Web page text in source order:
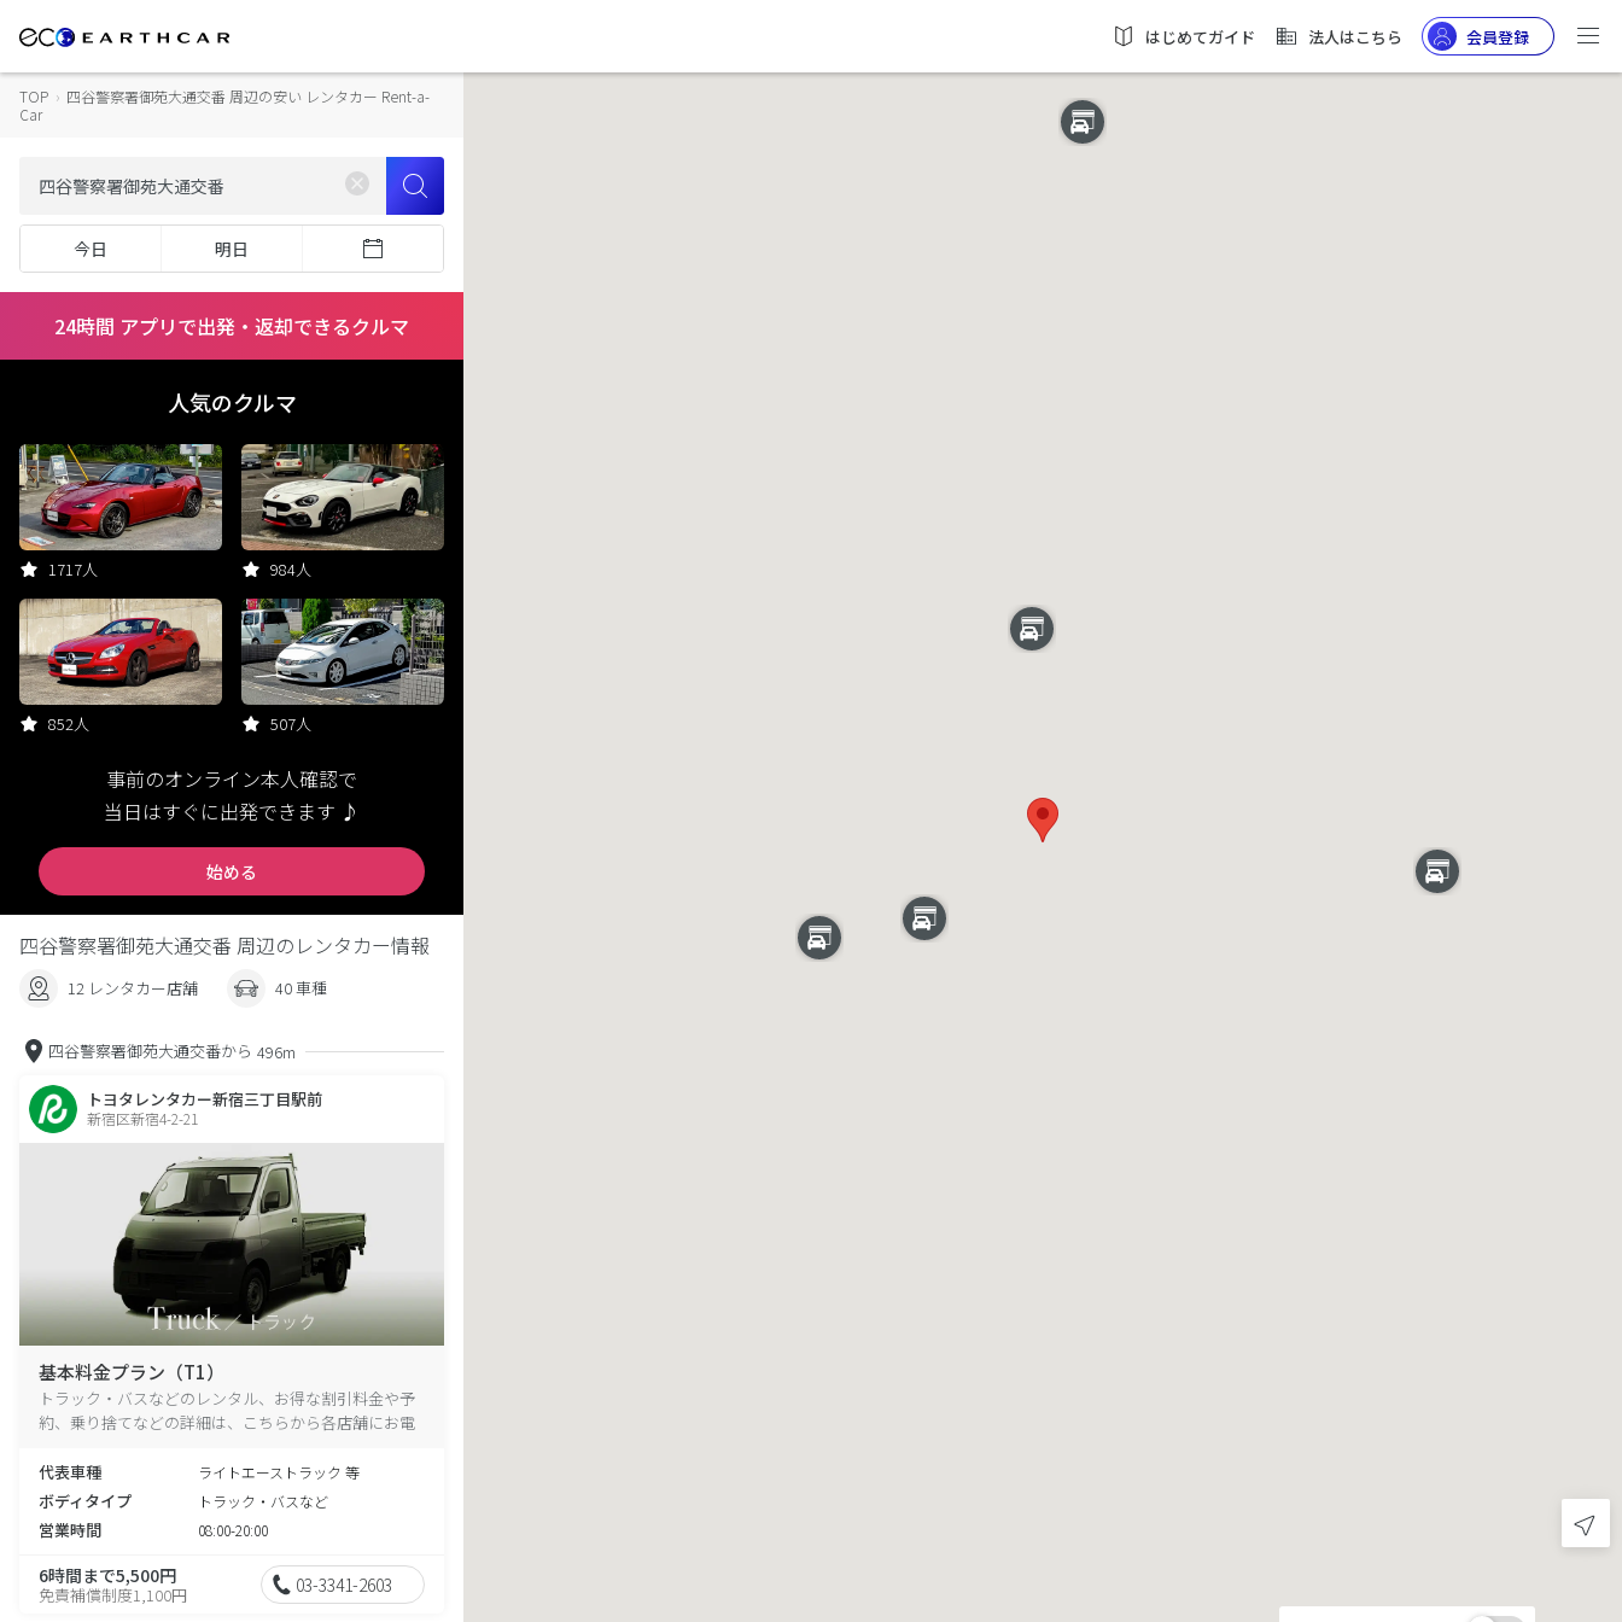
はじめてガイド 法人はこちら 会員登録
TOP › 四谷警察署御苑大通交番 周辺の安い レンタカー Rent-a-
Car
今日 明日
24時間 アプリで出発・返却できるクルマ
人気のクルマ
1717人 984人
852人 507人
事前のオンライン本人確認で
当日はすぐに出発できます ♪
始める
四谷警察署御苑大通交番 周辺のレンタカー情報
12 レンタカー店舗 40 車種
四谷警察署御苑大通交番から 496m
トヨタレンタカー新宿三丁目駅前
新宿区新宿4-2-21
基本料金プラン（T1）
トラック・バスなどのレンタル、お得な割引料金や予
約、乗り捨てなどの詳細は、こちらから各店舗にお電
代表車種
ライトエーストラック 等
ボディタイプ トラック・バスなど
営業時間 08:00-20:00
6時間まで5,500円
免責補償制度1,100円 03-3341-2603